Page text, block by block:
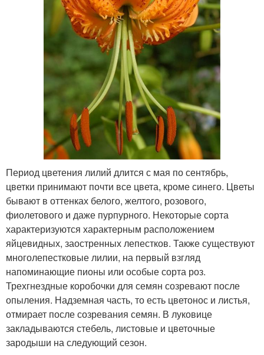
Период цветения лилий длится с мая по сентябрь,
цветки принимают почти все цвета, кроме синего. Цветы
бывают в оттенках белого, желтого, розового,
фиолетового и даже пурпурного. Некоторые сорта
характеризуются характерным расположением
яйцевидных, заостренных лепестков. Также существуют
многолепестковые лилии, на первый взгляд
напоминающие пионы или особые сорта роз.
Трехгнездные коробочки для семян созревают после
опыления. Надземная часть, то есть цветонос и листья,
отмирает после созревания семян. В луковице
закладываются стебель, листовые и цветочные
зародыши на следующий сезон.